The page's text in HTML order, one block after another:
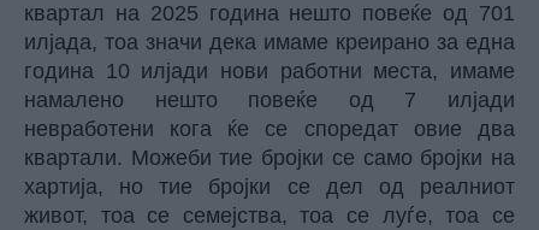
квартал на 2025 година нешто повеќе од 701
илјада, тоа значи дека имаме креирано за една
година 10 илјади нови работни места, имаме
намалено нешто повеќе од 7 илјади
невработени кога ќе се споредат овие два
квартали. Можеби тие бројки се само бројки на
хартија, но тие бројки се дел од реалниот
живот, тоа се семејства, тоа се луѓе, тоа се